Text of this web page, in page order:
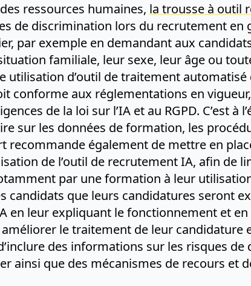
ressources humaines, la trousse à outil
de discrimination lors du recrutement en
par exemple en demandant aux
familiale, leur sexe, leur âge ou
utilisation d’outil de traitement automatisé
conforme aux réglementations en
de la loi sur l’IA et au RGPD. C’est à
sur les données de formation, les
recommande également de mettre en
de l’outil de recrutement IA, afin de
par une formation à leur
candidats que leurs candidatures seront
en leur expliquant le fonctionnement et
le traitement de leur candidature
des informations sur les risques
ainsi que des mécanismes de recours et